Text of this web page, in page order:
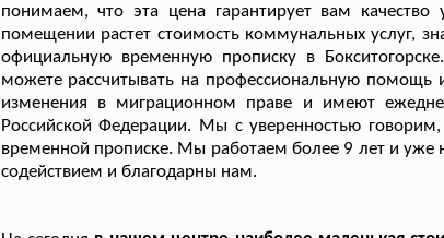
понимаем, что эта цена гарантирует вам
помещении растет стоимость коммунальных услуг,
официальную временную прописку в
можете рассчитывать на профессиональную помощь
изменения в миграционном праве и имеют
Российской Федерации. Мы с уверенностью
временной прописке. Мы работаем более 9 лет и уже
содействием и благодарны нам.